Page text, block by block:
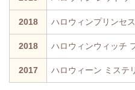
2018 ハロウィンプリンセ
2018 ハロウィンウィッチ
2017 ハロウィーン ミステ